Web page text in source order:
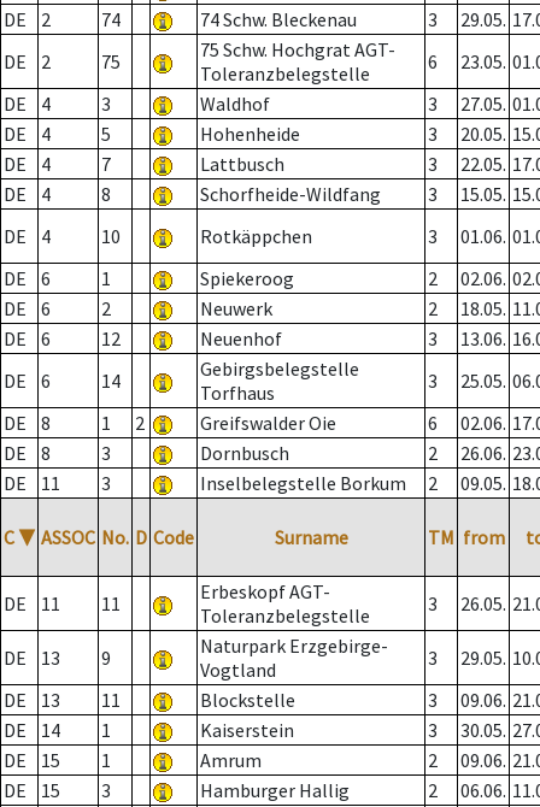
DE
2 74 74 Schw. Bleckenau 3 29.05.
DE
2 75
75 Schw. Hochgrat AGT-
Toleranzbelegstelle
6 23.05.
DE
4 3 Waldhof 3 27.05.
DE
4 5 Hohenheide 3 20.05.
DE
4 7 Lattbusch 3 22.05.
DE
4 8 Schorfheide-Wildfang 3 15.05.
DE
4 10 Rotkäppchen 3 01.06.
DE
6 1 Spiekeroog 2 02.06.
DE
6 2 Neuwerk 2 18.05.
DE
6 12 Neuenhof 3 13.06.
DE
6 14
Gebirgsbelegstelle
Torfhaus
3 25.05.
DE
8 1 2 Greifswalder Oie 6 02.06.
DE
8 3 Dornbusch 2 26.06.
DE
11 3 Inselbelegstelle Borkum 2 09.05.
C ▼ ASSOC No. D Code Surname TM from
DE 11 11
Erbeskopf AGT-
Toleranzbelegstelle
3 26.05.
DE 13 9
Naturpark Erzgebirge-
Vogtland
3 29.05.
DE
13 11 Blockstelle 3 09.06.
DE
14 1 Kaiserstein 3 30.05.
DE
15 1 Amrum 2 09.06.
DE
15 3 Hamburger Hallig 2 06.06.